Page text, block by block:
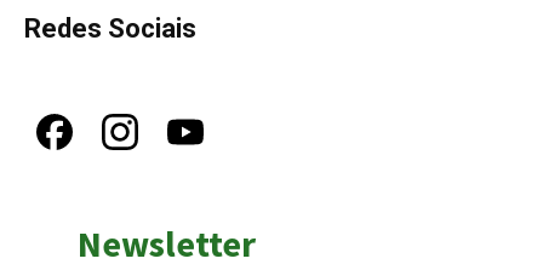
Redes Sociais
Newsletter